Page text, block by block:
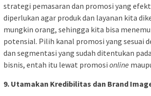
strategi pemasaran dan promosi yang
diperlukan agar produk dan layanan kita
mungkin orang, sehingga kita bisa
potensial. Pilih kanal promosi yang sesuai
dan segmentasi yang sudah ditentukan
bisnis, entah itu lewat promosi online
9. Utamakan Kredibilitas dan Brand